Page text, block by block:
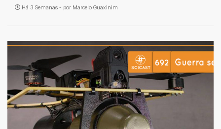
Há 3 Semanas - por Marcelo Guaxinim